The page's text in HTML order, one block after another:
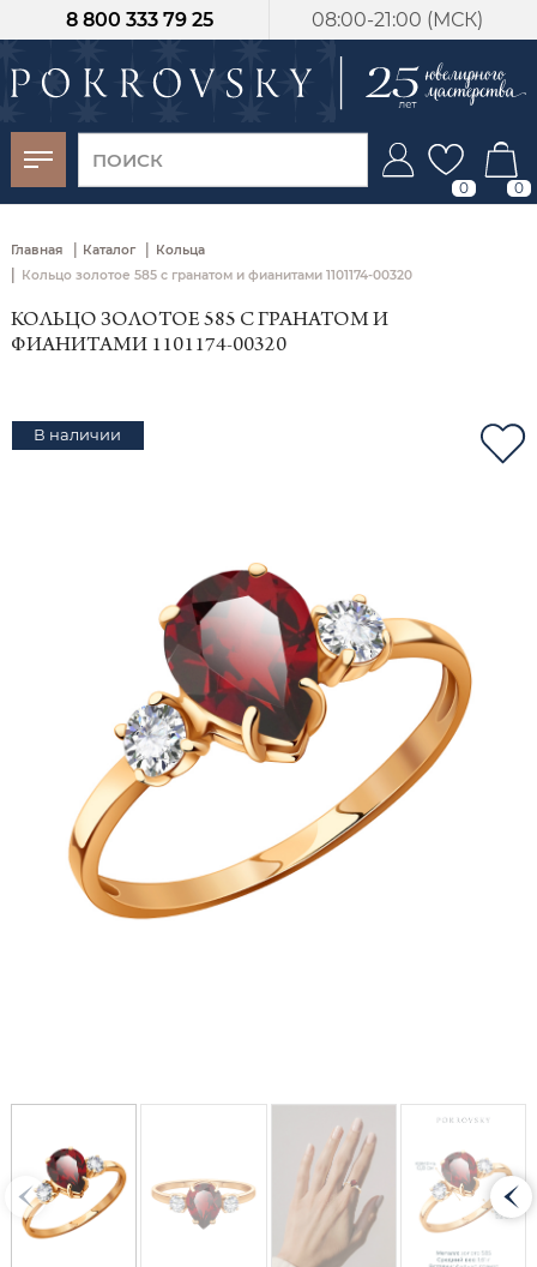
08:00-21:00 (МСК)
8 800 333 79 25
0 0
Главная | Каталог | Кольца
| Кольцо золотое 585 с гранатом и фианитами 1101174-00320
КОЛЬЦО ЗОЛОТОЕ 585 С ГРАНАТОМ И
ФИАНИТАМИ 1101174-00320
В наличии
-30%
от 15 дней с
момента оплаты